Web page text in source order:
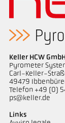
Keller HCW
Pyrometer
Carl-Keller-
49479
Telefon +49 (0)
ps@keller.de
Links